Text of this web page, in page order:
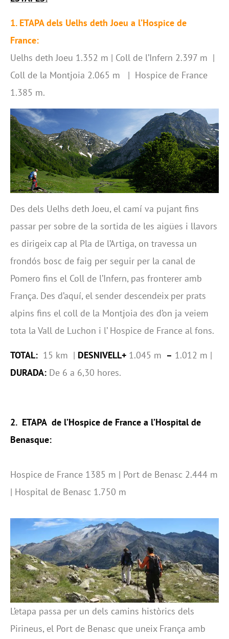
1. ETAPA dels Uelhs deth Joeu a l’Hospice de
France:
Uelhs deth Joeu 1.352 m | Coll de l’Infern 2.397 m |
Coll de la Montjoia 2.065 m | Hospice de France
1.385 m.
Des dels Uelhs deth Joeu, el camí va pujant fins
passar per sobre de la sortida de les aigües i llavors
es dirigeix cap al Pla de l’Artiga, on travessa un
frondós bosc de faig per seguir per la canal de
Pomero fins el Coll de l’Infern, pas fronterer amb
França. Des d’aquí, el sender descendeix per prats
alpins fins el coll de la Montjoia des d’on ja veiem
tota la Vall de Luchon i l’ Hospice de France al fons.
TOTAL: 15 km | DESNIVELL+ 1.045 m – 1.012 m |
DURADA: De 6 a 6,30 hores.
2. ETAPA de l’Hospice de France a l’Hospital de
Benasque:
Hospice de France 1385 m | Port de Benasc 2.444 m
| Hospital de Benasc 1.750 m
L’etapa passa per un dels camins històrics dels
Pirineus, el Port de Benasc que uneix França amb